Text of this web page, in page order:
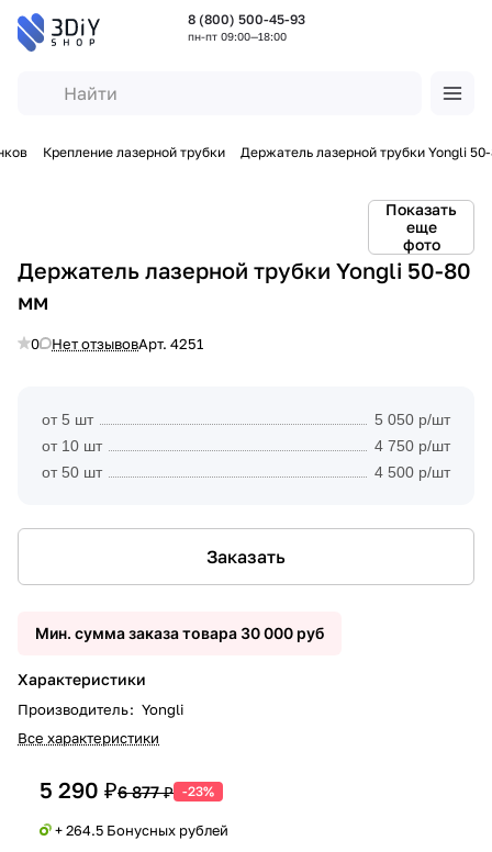
8 (800) 500-45-93
пн-пт 09:00—18:00
Крепление лазерной трубки Держатель лазерной трубки Yongli
Показать
еще
фото
Держатель лазерной трубки Yongli 50-80
мм
0 Нет отзывовАрт. 4251
от 5 шт
5 050 р/шт
от 10 шт
4 750 р/шт
от 50 шт
4 500 р/шт
Заказать
Мин. сумма заказа товара 30 000 руб
Характеристики
Производитель: Yongli
Все характеристики
5 290 ₽6 877 ₽ -23%
+ 264.5 Бонусных рублей